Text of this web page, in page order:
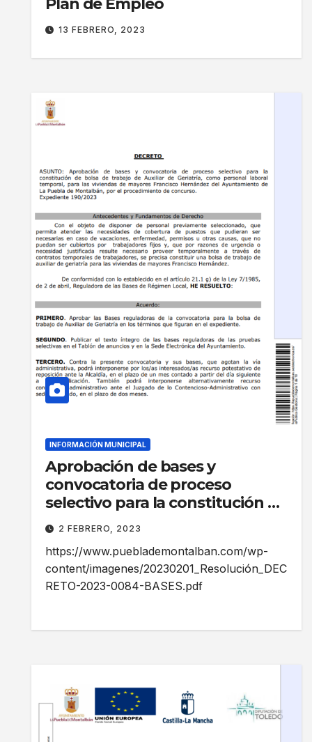
13 FEBRERO, 2023
INFORMACIÓN MUNICIPAL
Aprobación de bases y
convocatoria de proceso
selectivo para la constitución de
bolsa de trabajo de Auxiliar de
Geriatría, como personal laboral
temporal, para las viviendas de
mayores Francisco Hernández
del Ayuntamiento de La Puebla
procedimiento de concurso.
2 FEBRERO, 2023
https://www.pueblademontalban.com/wp-
content/imagenes/20230201_Resolución_DEC
RETO-2023-0084-BASES.pdf